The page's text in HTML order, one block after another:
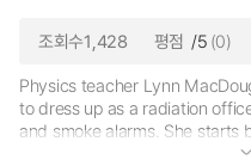
조회수1,428 평점 /5 (0)
Physics teacher Lynn
to dress up as a radiation
and smoke alarms. She starts
consider how a smoke alarm